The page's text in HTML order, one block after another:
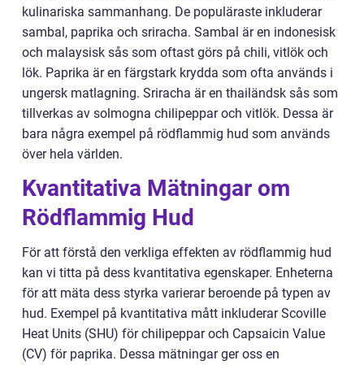
kulinariska sammanhang. De populäraste inkluderar
sambal, paprika och sriracha. Sambal är en indonesisk
och malaysisk sås som oftast görs på chili, vitlök och
lök. Paprika är en färgstark krydda som ofta används i
ungersk matlagning. Sriracha är en thailändsk sås som
tillverkas av solmogna chilipeppar och vitlök. Dessa är
bara några exempel på rödflammig hud som används
över hela världen.
Kvantitativa Mätningar om
Rödflammig Hud
För att förstå den verkliga effekten av rödflammig hud
kan vi titta på dess kvantitativa egenskaper. Enheterna
för att mäta dess styrka varierar beroende på typen av
hud. Exempel på kvantitativa mått inkluderar Scoville
Heat Units (SHU) för chilipeppar och Capsaicin Value
(CV) för paprika. Dessa mätningar ger oss en